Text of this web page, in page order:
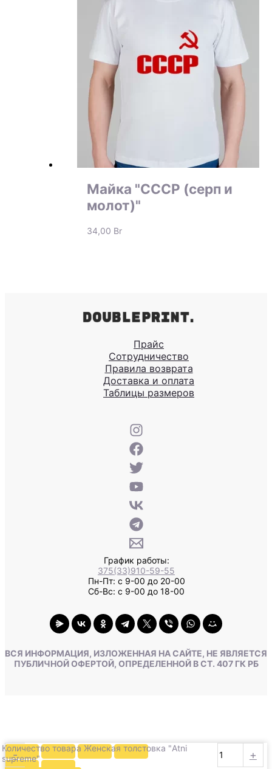
Майка "СССР (серп и
молот)"
34,00 Br
Прайс
Сотрудничество
Правила возврата
Доставка и оплата
Таблицы размеров
График работы:
375(33)910-59-55
Пн-Пт: с 9-00 до 20-00
Сб-Вс: с 9-00 до 18-00
ВСЯ ИНФОРМАЦИЯ, ИЗЛОЖЕННАЯ НА САЙТЕ, НЕ ЯВЛЯЕТСЯ
ПУБЛИЧНОЙ ОФЕРТОЙ, ОПРЕДЕЛЕННОЙ В СТ. 407 ГК РБ
-
Количество товара Женская толстовка "Atni
supreme"
+